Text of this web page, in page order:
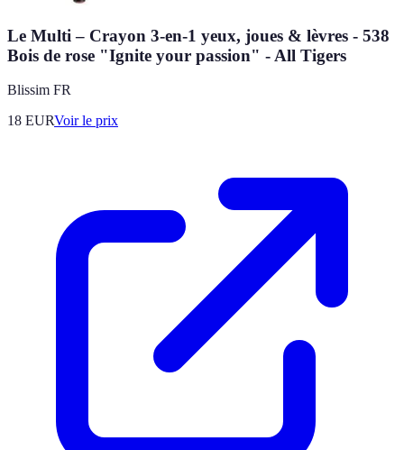
Le Multi – Crayon 3-en-1 yeux, joues & lèvres - 538
Bois de rose "Ignite your passion" - All Tigers
Blissim FR
18 EURVoir le prix